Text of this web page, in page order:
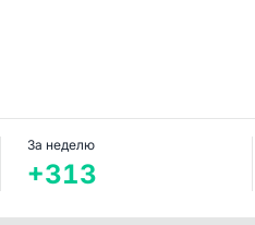
За неделю
+313